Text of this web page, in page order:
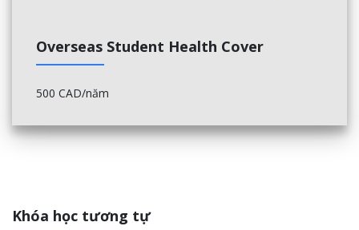
Overseas Student Health Cover
500 CAD/năm
Khóa học tương tự